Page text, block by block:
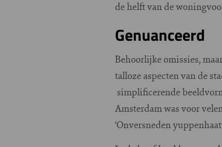
de helft van de
Genuanceerd
Behoorlijke omissies,
talloze aspecten van de
simplificerende
Amsterdam was voor
‘Onversneden